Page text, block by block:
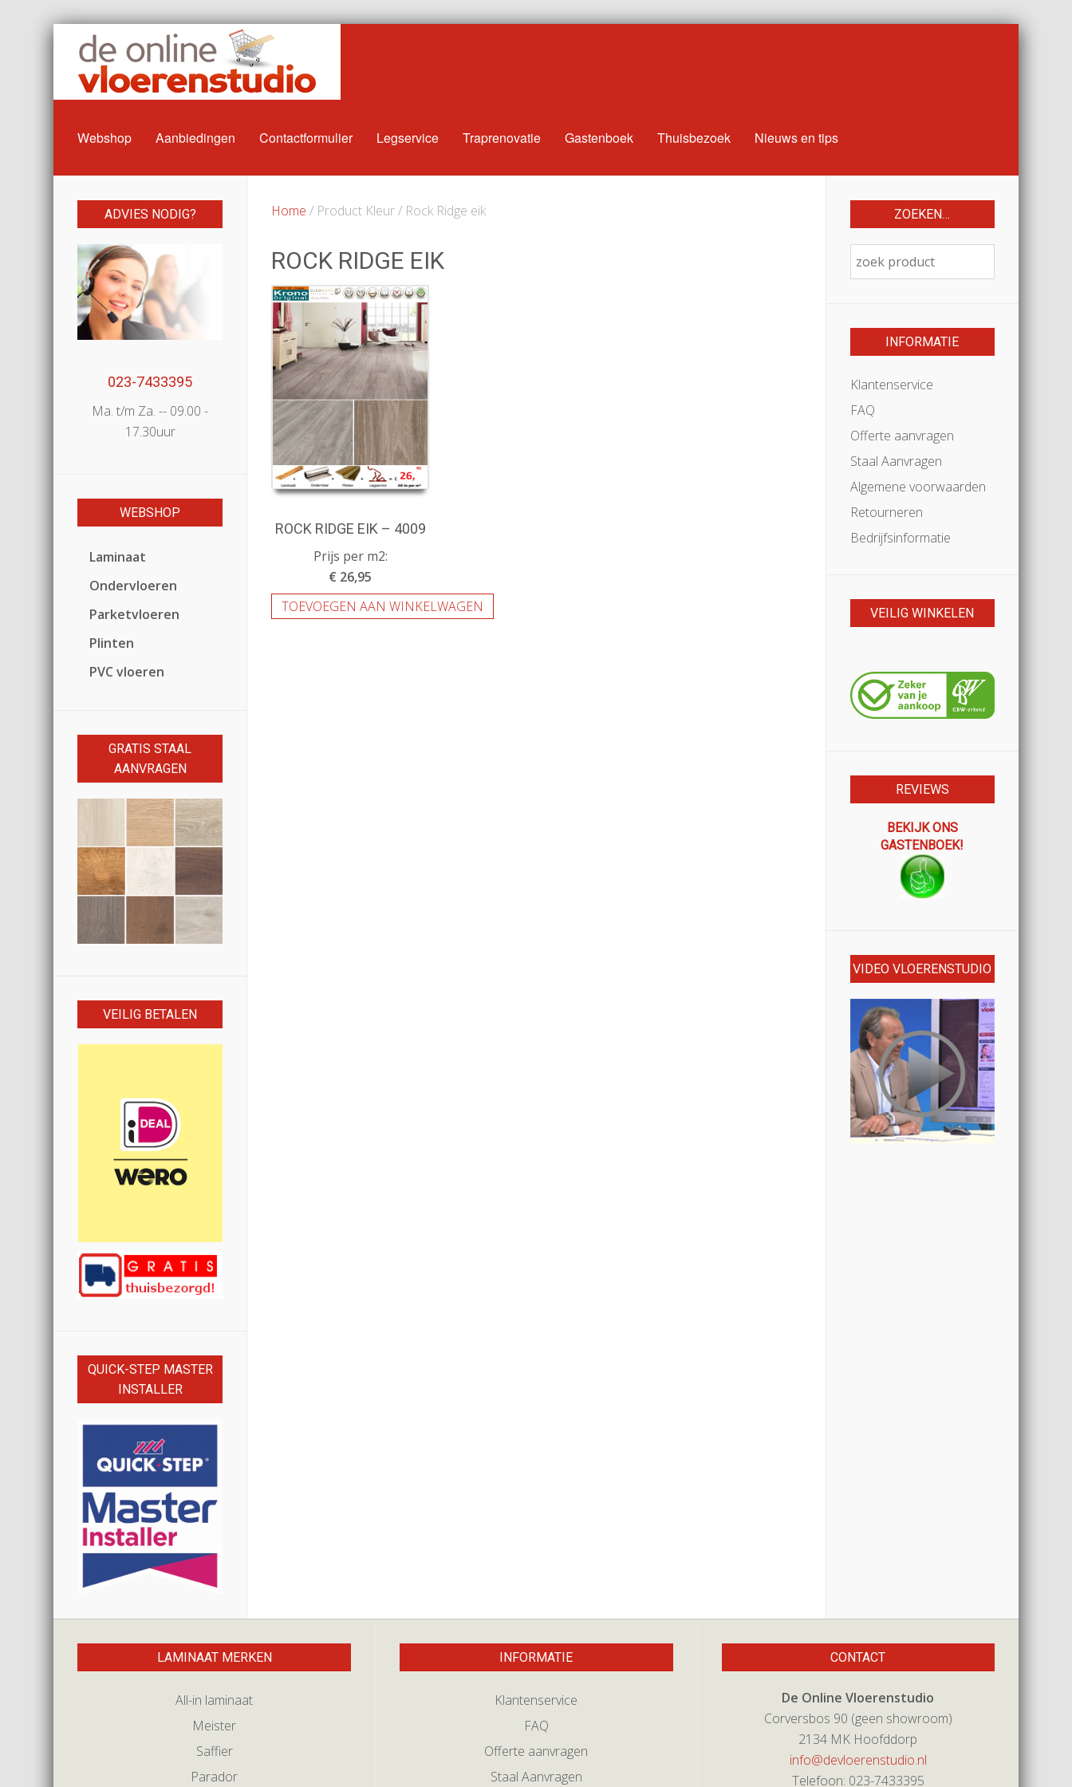
Webshop Aanbiedingen Contactformulier Legservice Traprenovatie Gastenboek Thuisbezoek Nieuws en tips
Home / Product Kleur / Rock Ridge eik
ROCK RIDGE EIK
ROCK RIDGE EIK – 4009
Prijs per m2:
€ 26,95
TOEVOEGEN AAN WINKELWAGEN
ADVIES NODIG?
023-7433395
Ma. t/m Za. -- 09.00 -
17.30uur
WEBSHOP
Laminaat
Ondervloeren
Parketvloeren
Plinten
PVC vloeren
GRATIS STAAL
AANVRAGEN
VEILIG BETALEN
QUICK-STEP MASTER
INSTALLER
ZOEKEN…
INFORMATIE
Klantenservice
FAQ
Offerte aanvragen
Staal Aanvragen
Algemene voorwaarden
Retourneren
Bedrijfsinformatie
VEILIG WINKELEN
REVIEWS
BEKIJK ONS
GASTENBOEK!
VIDEO VLOERENSTUDIO
LAMINAAT MERKEN
All-in laminaat
Meister
Saffier
Parador
INFORMATIE
Klantenservice
FAQ
Offerte aanvragen
Staal Aanvragen
CONTACT
De Online Vloerenstudio
Corversbos 90 (geen showroom)
2134 MK Hoofddorp
info@devloerenstudio.nl
Telefoon: 023-7433395